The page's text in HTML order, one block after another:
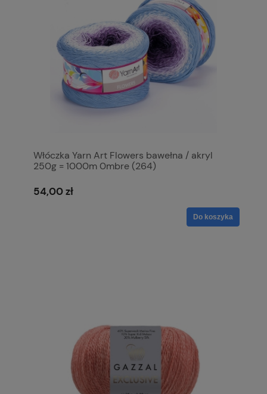
Włóczka Yarn Art Flowers bawełna / akryl
250g = 1000m 0mbre (264)
54,00 zł
Do koszyka